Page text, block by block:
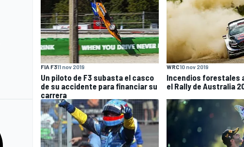
FIA F311 nov 2019
Un piloto de F3 subasta el casco
de su accidente para financiar su
carrera
WRC10 nov 2019
Incendios forestales
el Rally de Australia